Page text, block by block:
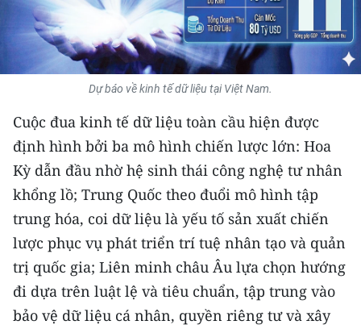
BẠN ĐỌC
KIỂM CHỨNG THÔNG TIN
TRI THỨC CHUYÊN SÂU
54 DÂN TỘC VIỆT NAM
CHƯƠNG TRÌNH OCOP - MỖI XÃ
MỘT SẢN PHẨM
RADIO
MEDIA CENTER
Dự báo về kinh tế dữ liệu tại Việt Nam.
Cuộc đua kinh tế dữ liệu toàn cầu hiện được
định hình bởi ba mô hình chiến lược lớn: Hoa
Kỳ dẫn đầu nhờ hệ sinh thái công nghệ tư nhân
khổng lồ; Trung Quốc theo đuổi mô hình tập
trung hóa, coi dữ liệu là yếu tố sản xuất chiến
lược phục vụ phát triển trí tuệ nhân tạo và quản
trị quốc gia; Liên minh châu Âu lựa chọn hướng
đi dựa trên luật lệ và tiêu chuẩn, tập trung vào
bảo vệ dữ liệu cá nhân, quyền riêng tư và xây